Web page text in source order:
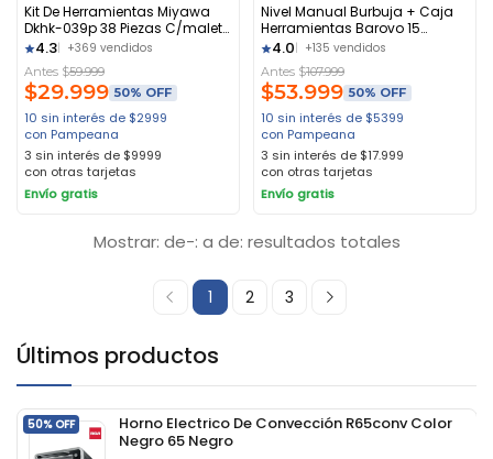
Últimos productos
50% OFF
Horno Electrico De Convección R65conv Color
Negro 65 Negro
Kit De Herramientas Miyawa
Dkhk-039p 38 Piezas C/maleta
Color Negro
4.3 +369 vendidos
Antes $59.999
$29.999 50% OFF
10 sin interés de $2999
con Pampeana
3 sin interés de $9999
con otras tarjetas
Envío gratis
Nivel Manual Burbuja + Caja
Herramientas Barovo 15
Amarillo
4.0 +135 vendidos
Antes $107.999
$53.999 50% OFF
10 sin interés de $5399
con Pampeana
3 sin interés de $17.999
con otras tarjetas
Envío gratis
Mostrar: de-: a de: resultados totales
1 2 3